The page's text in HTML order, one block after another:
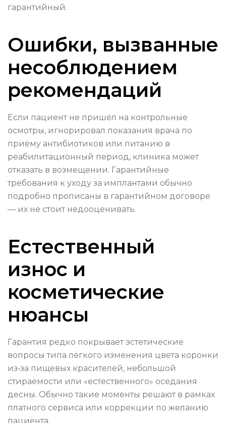
гарантийный.
Ошибки, вызванные
несоблюдением
рекомендаций
Если пациент не пришёл на контрольные
осмотры, игнорировал показания врача по
приёму антибиотиков или питанию в
реабилитационный период, клиника может
отказать в возмещении. Гарантийные
требования к уходу за имплантами обычно
подробно прописаны в гарантийном договоре
— их не стоит недооценивать.
Естественный
износ и
косметические
нюансы
Гарантия редко покрывает эстетические
вопросы типа лёгкого изменения цвета коронки
из‑за пищевых красителей, небольшой
стираемости или «естественного» оседания
десны. Обычно такие моменты решают в рамках
платного сервиса или коррекции по желанию
пациента.